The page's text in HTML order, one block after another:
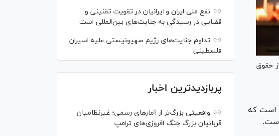
حقوق
است که
نفع ملی ایران و ایرانیان در تقویت تقنینی و
قضایی در رسیدگی به جنایت‌های بین‌المللی است
تداوم جنایت‌های رژیم صهیونیستی علیه اسیران
فلسطینی
پربازدیدترین اخبار
واقعیتی بزرگ‌تر از آمار‌های رسمی؛ غیرنظامیان
قربانیان بزرگ جنگ افروزی‌های ترامپ